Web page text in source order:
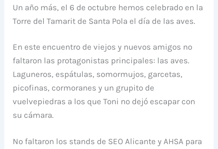
Un año más, el 6 de octubre hemos celebrado en la
Torre del Tamarit de Santa Pola el día de las aves.
En este encuentro de viejos y nuevos amigos no
faltaron las protagonistas principales: las aves.
Laguneros, espátulas, somormujos, garcetas,
picofinas, cormoranes y un grupito de
vuelvepiedras a los que Toni no dejó escapar con
su cámara.
No faltaron los stands de SEO Alicante y AHSA para